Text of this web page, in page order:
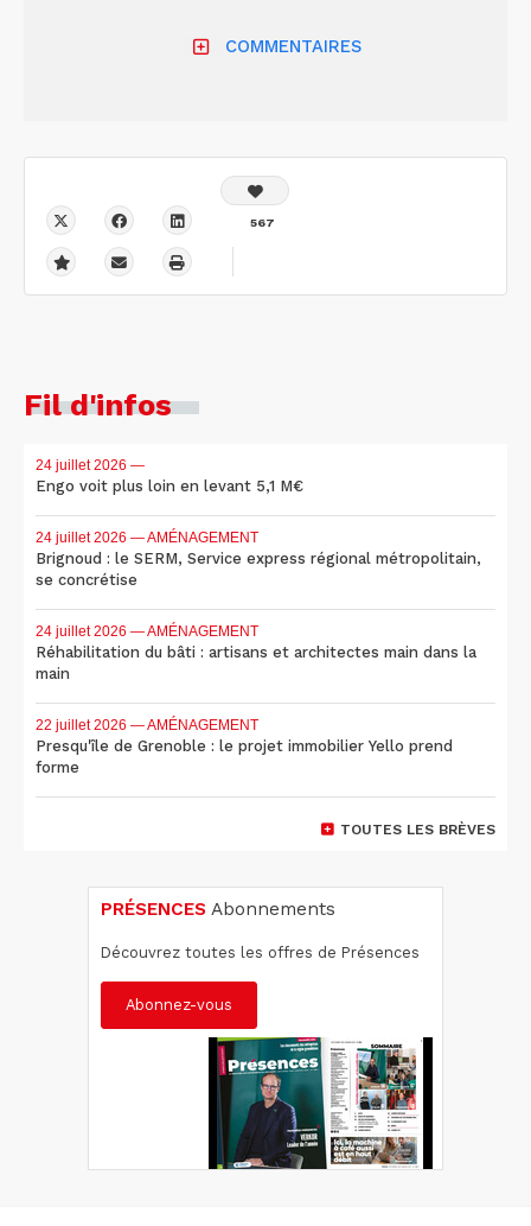
COMMENTAIRES
567
Fil d'infos
24 juillet 2026 —
Engo voit plus loin en levant 5,1 M€
24 juillet 2026 — AMÉNAGEMENT
Brignoud : le SERM, Service express régional métropolitain,
se concrétise
24 juillet 2026 — AMÉNAGEMENT
Réhabilitation du bâti : artisans et architectes main dans la
main
22 juillet 2026 — AMÉNAGEMENT
Presqu'île de Grenoble : le projet immobilier Yello prend
forme
TOUTES LES BRÈVES
PRÉSENCES Abonnements
Découvrez toutes les offres de Présences
Abonnez-vous